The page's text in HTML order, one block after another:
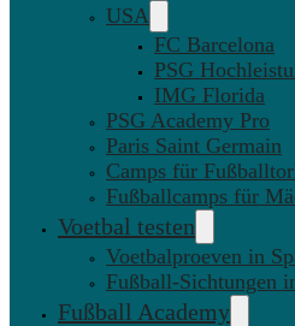
USA
FC Barcelona
PSG
IMG Florida
PSG Academy Pro
Paris Saint Germain
Camps für
Fußballcamps für
Voetbal testen
Voetbalproeven in
Fußball-Sichtungen
Fußball Academy